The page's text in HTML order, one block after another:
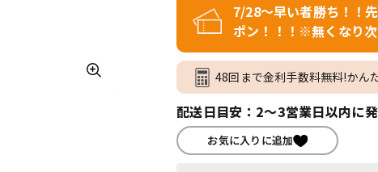
7/28～早い者勝ち！！
ポン！！！※無くなり
48回まで金利手数料無料!かん
配送日目安：2～3営業日以内に
お気に入りに追加